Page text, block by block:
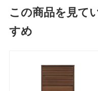
この商品を見て
すめ